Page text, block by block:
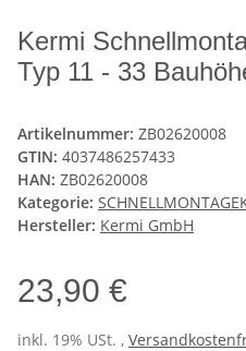
Kermi
Typ 11 - 33
Artikelnummer: ZB02620008
GTIN: 4037486257433
HAN: ZB02620008
Kategorie:
Hersteller: Kermi GmbH
23,90 €
inkl. 19% USt. ,